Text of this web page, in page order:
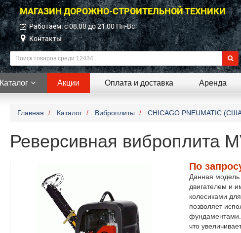
МАГАЗИН ДОРОЖНО-СТРОИТЕЛЬНОЙ ТЕХНИКИ
Работаем: c 08:00 до 21:00 Пн-Вс
Контакты
Каталог Акции Оплата и доставка Аренда
Главная Каталог Виброплиты CHICAGO PNEUMATIC
Реверсивная виброплита
По
Данная
двигателем и
колесиками
позволяет
фундаментами.
что